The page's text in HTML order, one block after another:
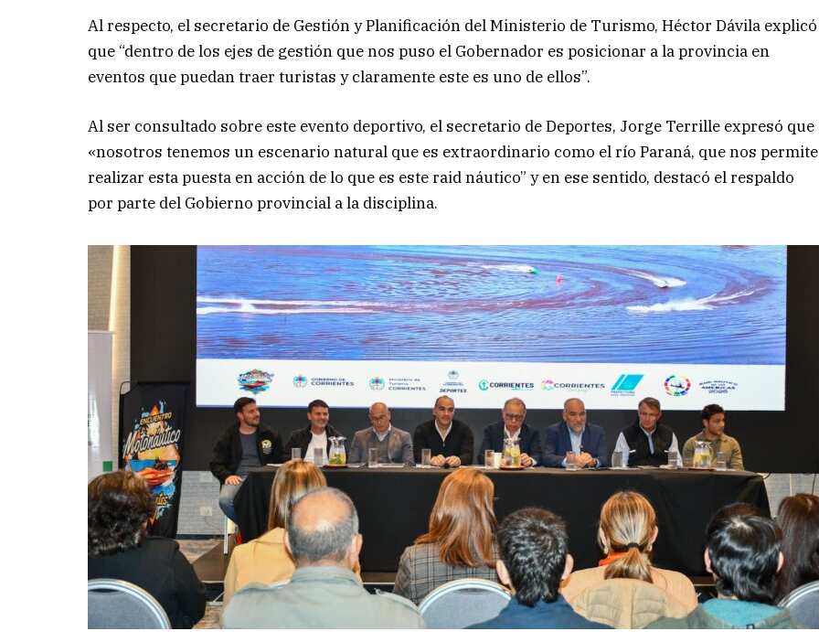
Al respecto, el secretario de Gestión y Planificación del Ministerio de Turismo, Héctor Dávila explicó
que “dentro de los ejes de gestión que nos puso el Gobernador es posicionar a la provincia en
eventos que puedan traer turistas y claramente este es uno de ellos”.
Al ser consultado sobre este evento deportivo, el secretario de Deportes, Jorge Terrille expresó que
«nosotros tenemos un escenario natural que es extraordinario como el río Paraná, que nos permite
realizar esta puesta en acción de lo que es este raid náutico” y en ese sentido, destacó el respaldo
por parte del Gobierno provincial a la disciplina.